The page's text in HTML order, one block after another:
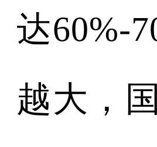
达60%-
越大，